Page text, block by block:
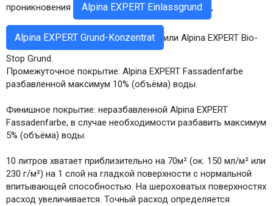
проникновения Alpina EXPERT Einlassgrund ,
Alpina EXPERT Grund-Konzentrat
или Alpina EXPERT Bio-
Stop Grund.
Промежуточное покрытие: Alpina EXPERT Fassadenfarbe
разбавленной максимум 10% (объёма) воды.
Финишное покрытие: неразбавленной Alpina EXPERT
Fassadenfarbe, в случае необходимости разбавить максимум
5% (объёма) воды.
10 литров хватает приблизительно на 70м² (ок. 150 мл/м² или
230 г/м²) на 1 слой на гладкой поверхности с нормальной
впитывающей способностью. На шероховатых поверхностях
расход увеличивается. Точный расход определяется